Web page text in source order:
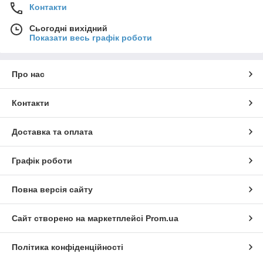
Контакти
Сьогодні вихідний
Показати весь графік роботи
Про нас
Контакти
Доставка та оплата
Графік роботи
Повна версія сайту
Сайт створено на маркетплейсі Prom.ua
Політика конфіденційності